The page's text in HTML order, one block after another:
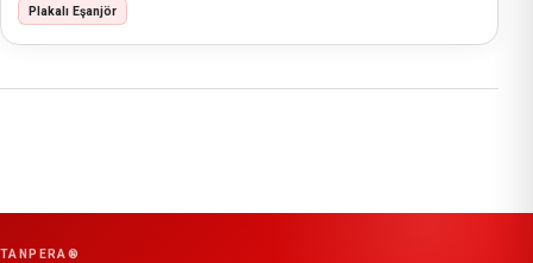
Plakalı Eşanjör
TANPERA®